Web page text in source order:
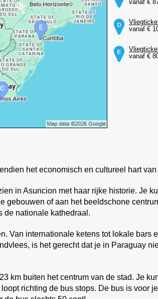
vanaf €
vanaf €
vanaf €
het economisch en cultureel hart van
in Asuncion met haar rijke historie. Je
gebouwen of aan het beeldschone
de nationale kathedraal.
Van internationale ketens tot lokale bars
is het gerecht dat je in Paraguay
km buiten het centrum van de stad. Je
richting de bus stops. De bus is voor